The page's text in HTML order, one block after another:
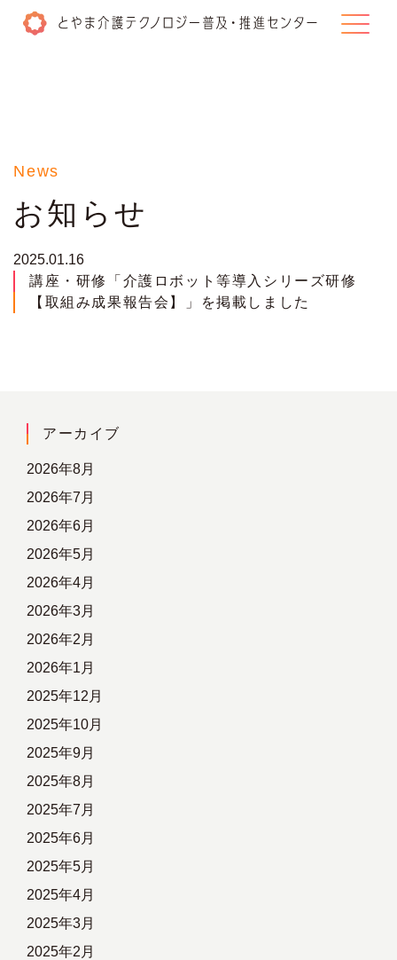
補助金の活用
試用貸出
伴走支援の取組み
展示会などへの出展について
リンク
お問い合わせ
News
お知らせ
2025.01.16
講座・研修「介護ロボット等導入シリーズ研修
【取組み成果報告会】」を掲載しました
アーカイブ
2026年8月
2026年7月
2026年6月
2026年5月
2026年4月
2026年3月
2026年2月
2026年1月
2025年12月
2025年10月
2025年9月
2025年8月
2025年7月
2025年6月
2025年5月
2025年4月
2025年3月
2025年2月